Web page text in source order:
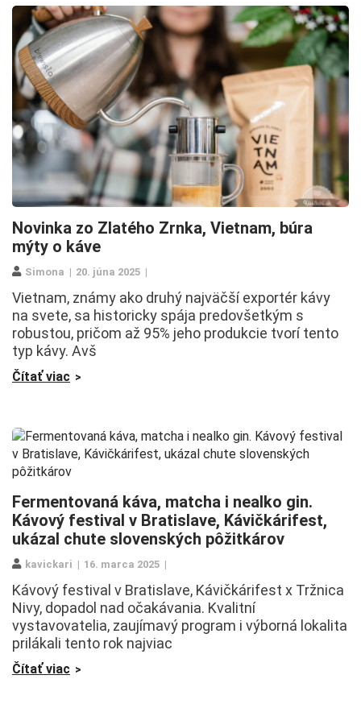
Novinka zo Zlatého Zrnka, Vietnam, búra
mýty o káve
Simona 20. júna 2025
Vietnam, známy ako druhý najväčší exportér kávy
na svete, sa historicky spája predovšetkým s
robustou, pričom až 95% jeho produkcie tvorí tento
typ kávy. Avš
Čítať viac
Fermentovaná káva, matcha i nealko gin.
Kávový festival v Bratislave, Kávičkárifest,
ukázal chute slovenských pôžitkárov
kavickari 16. marca 2025
Kávový festival v Bratislave, Kávičkárifest x Tržnica
Nivy, dopadol nad očakávania. Kvalitní
vystavovatelia, zaujímavý program i výborná lokalita
prilákali tento rok najviac
Čítať viac